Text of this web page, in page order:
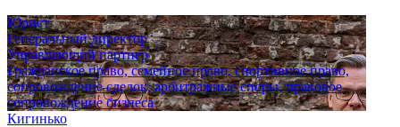
Юрист
Генеральный директор
Управляющий партнер
Гражданское право, семейное право, спортивное право,
сопровождение сделок, арбитражные споры, правовое
сопровождение бизнеса
Кигинько